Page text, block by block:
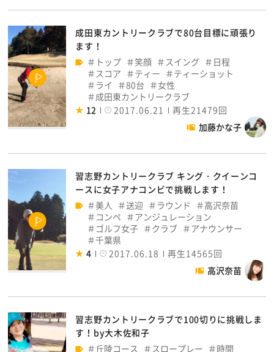
成田東カントリークラブで80台目標に頑張り
ます！
トップ
笑顔 スイング
日程
スコア
ティー
ティーショット
ライ
80台
女性
成田東カントリークラブ
12
2017.06.21
再生21479回
加藤かな子
習志野カントリークラブ キング・クイーンコ
ースに女子アナコンビで挑戦します！
美人
送迎 ラウンド
高沢奈苗
コンペ
アンジュレーション
ゴルフ女子
クラブ
アナウンサー
千葉県
4
2017.06.18
再生14565回
高沢奈苗
習志野カントリークラブで100切りに挑戦しま
す！by大木佐和子
丘陵コース
スロープレー
時間